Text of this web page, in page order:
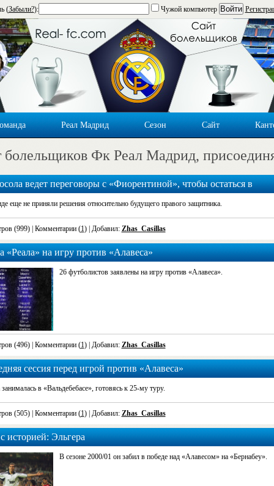
(Забыли?): Чужой компьютер Войти
Реал Мадрид Сезон Сайт
болельщиков Фк Реал Мадрид,
Официальный сайтgama casino.
Играть накриптобосс зеркалоофициального сайта.
playcasino peso888and sport betting.
ведет переговоры с «Фиорентиной», чтобы остаться в
еще не приняли решения относительно будущего правого защитника.
(999) | Комментарии (1) | Добавил: Zhas_Casillas
«Реала» на игру против «Алавеса»
26 футболистов заявлены на игру против «Алавеса».
(496) | Комментарии (1) | Добавил: Zhas_Casillas
сессия перед игрой против «Алавеса»
в «Вальдебебасе», готовясь к 25-му туру.
(505) | Комментарии (1) | Добавил: Zhas_Casillas
историей: Эльгера
В сезоне 2000/01 он забил в победе над «Алавесом» на «Бернабеу».